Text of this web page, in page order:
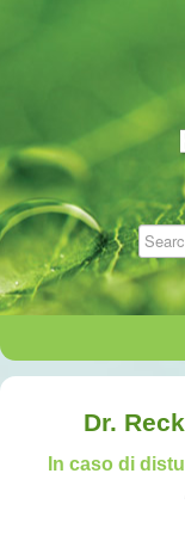
Dr.
In caso di